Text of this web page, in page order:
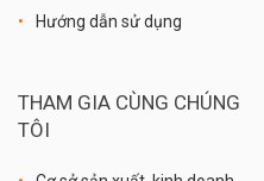
Hướng dẫn sử dụng
THAM GIA CÙNG CHÚNG
TÔI